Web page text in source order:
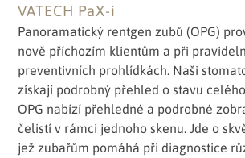
VATECH PaX-i
Panoramatický rentgen zubů (OPG)
nově příchozím klientům a při
preventivních prohlídkách. Naši
získají podrobný přehled o stavu
OPG nabízí přehledné a podrobné
čelistí v rámci jednoho skenu. Jde o
jež zubařům pomáhá při diagnostice